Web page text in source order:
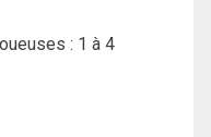
: 1 à 4